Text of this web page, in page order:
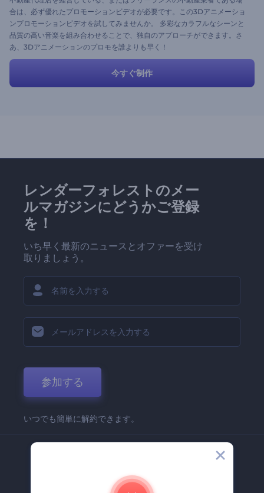
合は、必ず優れたプロモーションビデオが必要です。この3Dアニメーショ
ンプロモーションビデオを試してみませんか。 多彩なカラフルなシーンと
品質の高い音楽を組み合わせることで、独自のアプローチができます。さ
あ、3Dアニメーションのプロモを誰よりも早く！
今すぐ制作
レンダーフォレストのメー
ルマガジンにどうかご登録
を！
いち早く最新のニュースとオファーを受け
取りましょう。
参加する
いつでも簡単に解約できます。
Renderforest 企業情報